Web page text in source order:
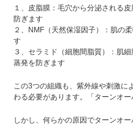
１、皮脂膜：毛穴から分泌される
防ぎます
２、NMF（天然保湿因子）：肌の
す
３、セラミド（細胞間脂質）：肌
蒸発を防ぎます
この3つの組織も、紫外線や刺激に
わる必要があります。「ターンオー
しかし、何らかの原因でターンオ